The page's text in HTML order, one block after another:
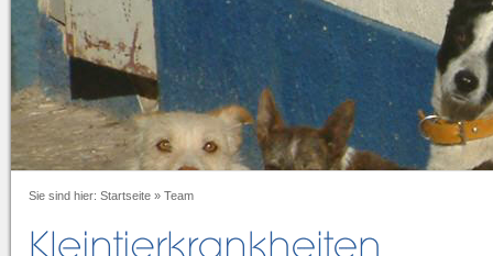
Sie sind hier: Startseite » Team